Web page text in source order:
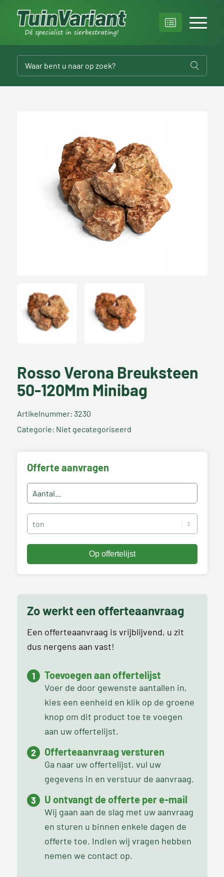
Rosso Verona Breuksteen
50-120Mm Minibag
Artikelnummer: 3230
Categorie: Niet gecategoriseerd
Offerte aanvragen
Zo werkt een offerteaanvraag
Een offerteaanvraag is vrijblijvend, u zit
dus nergens aan vast!
Toevoegen aan offertelijst
Voer de door gewenste aantallen in,
kies een eenheid en klik op de groene
knop om dit product toe te voegen
aan uw offertelijst.
Offerteaanvraag versturen
Ga naar uw offertelijst, vul uw
gegevens in en verstuur de aanvraag.
U ontvangt de offerte per e-mail
Wij gaan aan de slag met uw aanvraag
en sturen u binnen enkele dagen de
offerte toe. Indien wij vragen hebben
nemen we contact op.